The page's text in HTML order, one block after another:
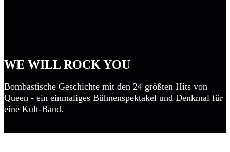
WE WILL ROCK YOU
Bombastische Geschichte mit den 24 größten Hits von
Queen - ein einmaliges Bühnenspektakel und Denkmal für
eine Kult-Band.